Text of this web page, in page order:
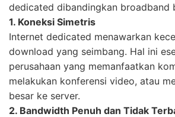
dedicated dibandingkan broadband
1. Koneksi Simetris
Internet dedicated menawarkan
download yang seimbang. Hal ini
perusahaan yang memanfaatkan
melakukan konferensi video, atau
besar ke server.
2. Bandwidth Penuh dan Tidak